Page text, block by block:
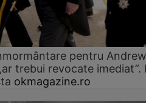
pentru Andrew
trebui revocate imediat”.
okmagazine.ro